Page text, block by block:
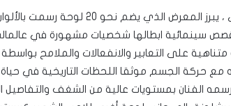
من جهة أخرى ، يبرز المعرض
سينمائية ابطالها شخصيات مشهورة في
على التعابير والانفعالات والملامح
مع حركة الجسم موثقا اللحظات التاريخية في
الفنان بمستويات عالية من الشغف والتفاصيل